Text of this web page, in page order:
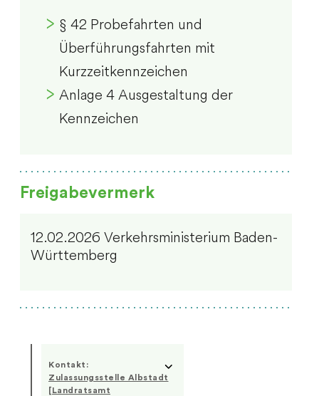
§ 42 Probefahrten und
Überführungsfahrten mit
Kurzzeitkennzeichen
Anlage 4 Ausgestaltung der
Kennzeichen
Freigabevermerk
12.02.2026 Verkehrsministerium Baden-
Württemberg
Kontakt:
Zulassungsstelle Albstadt
[Landratsamt